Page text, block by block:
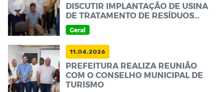
DISCUTIR IMPLANTAÇÃO DE USINA
DE TRATAMENTO DE RESÍDUOS
SÓLIDOS E GERAÇÃO DE ENERGIA
Geral
11.04.2026
PREFEITURA REALIZA REUNIÃO
COM O CONSELHO MUNICIPAL DE
TURISMO